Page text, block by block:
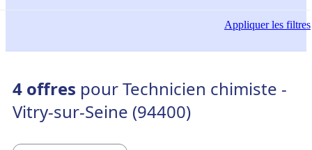
Appliquerles filtres
4 offres pour Technicien chimiste -
Vitry-sur-Seine (94400)